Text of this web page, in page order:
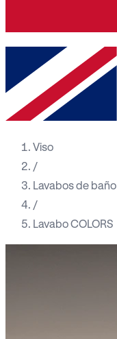
Viso
/
Lavabos de baño
/
Lavabo COLORS